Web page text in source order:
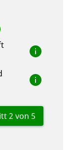
2 von 5